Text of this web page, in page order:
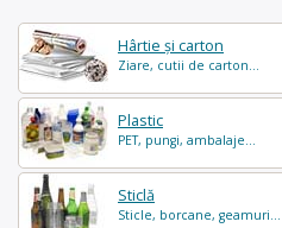
Hârtie și carton
Ziare, cutii de carton...
Plastic
PET, pungi, ambalaje...
Sticlă
Sticle, borcane, geamuri...